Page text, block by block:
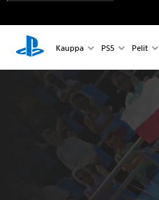
Kauppa PS5 Pelit